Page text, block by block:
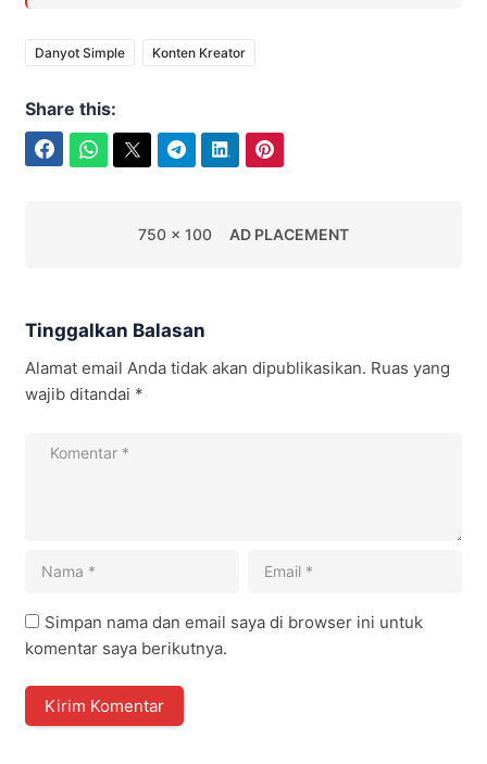
Danyot Simple Konten Kreator
Share this:
750 x 100 AD PLACEMENT
Tinggalkan Balasan
Alamat email Anda tidak akan dipublikasikan. Ruas yang
wajib ditandai *
Simpan nama dan email saya di browser ini untuk
komentar saya berikutnya.